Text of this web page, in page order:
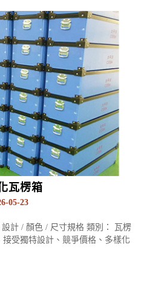
瓦楞箱
05-23
計 / 顏色 / 尺寸規格 類別： 瓦楞
受獨特設計、競爭價格、多樣化